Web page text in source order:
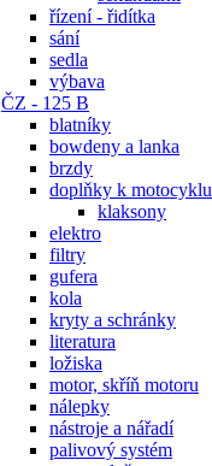
řízení - řidítka
sání
sedla
výbava
ČZ - 125 B
blatníky
bowdeny a lanka
brzdy
doplňky k motocyklu
klaksony
elektro
filtry
gufera
kola
kryty a schránky
literatura
ložiska
motor, skříň motoru
nálepky
nástroje a nářadí
palivový systém